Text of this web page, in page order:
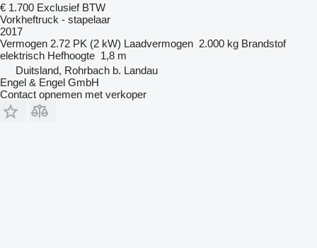
€ 1.700 Exclusief BTW
Vorkheftruck - stapelaar
2017
Vermogen 2.72 PK (2 kW) Laadvermogen 2.000 kg Brandstof
elektrisch Hefhoogte 1,8 m
Duitsland, Rohrbach b. Landau
Engel & Engel GmbH
Contact opnemen met verkoper